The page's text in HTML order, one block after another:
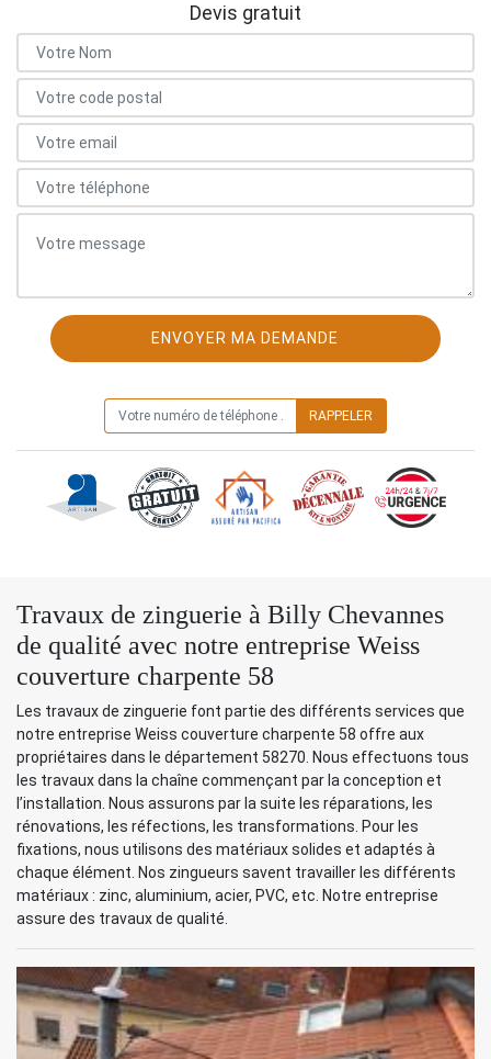
Devis gratuit
Travaux de zinguerie à Billy Chevannes
de qualité avec notre entreprise Weiss
couverture charpente 58
Les travaux de zinguerie font partie des différents services que
notre entreprise Weiss couverture charpente 58 offre aux
propriétaires dans le département 58270. Nous effectuons tous
les travaux dans la chaîne commençant par la conception et
l’installation. Nous assurons par la suite les réparations, les
rénovations, les réfections, les transformations. Pour les
fixations, nous utilisons des matériaux solides et adaptés à
chaque élément. Nos zingueurs savent travailler les différents
matériaux : zinc, aluminium, acier, PVC, etc. Notre entreprise
assure des travaux de qualité.